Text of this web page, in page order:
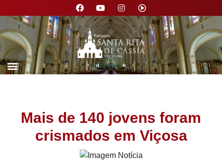
Mais de 140 jovens foram
crismados em Viçosa